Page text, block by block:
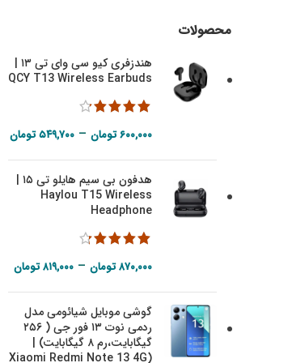
محصولات
هندزفری کیو سی وای تی ۱۳ |
QCY T13 Wireless Earbuds
۶۰۰,۰۰۰تومان – ۵۴۹,۷۰۰تومان
هدفون بی سیم هایلو تی ۱۵ |
Haylou T15 Wireless
Headphone
۸۷۰,۰۰۰تومان – ۸۱۹,۰۰۰تومان
گوشی موبایل شیائومی مدل
ردمی نوت ۱۳ فور جی ( ۲۵۶
گیگابایت،‌رم ۸ گیگابایت) |
(Xiaomi Redmi Note 13 4G